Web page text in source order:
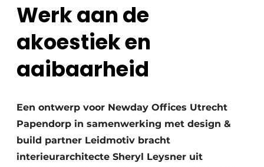
Werk aan de
akoestiek en
aaibaarheid
Een ontwerp voor Newday Offices Utrecht
Papendorp in samenwerking met design &
build partner Leidmotiv bracht
interieurarchitecte Sheryl Leysner uit